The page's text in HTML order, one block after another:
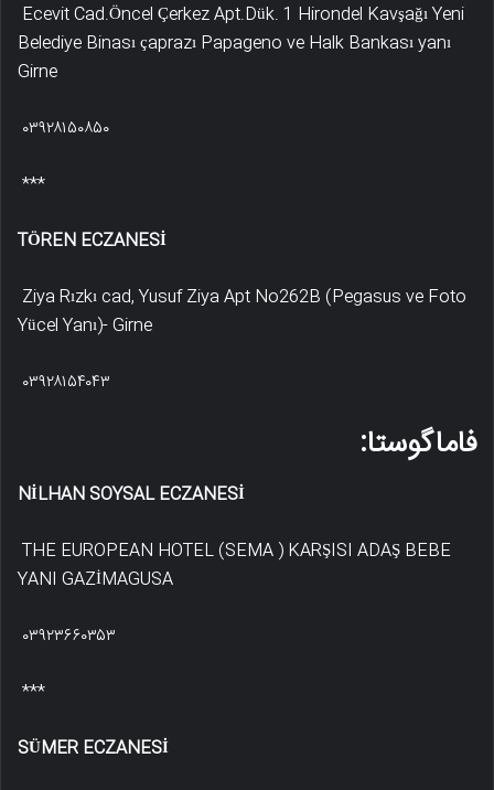
Ecevit Cad.Öncel Çerkez Apt.Dük. 1 Hirondel Kavşağı Yeni
Belediye Binası çaprazı Papageno ve Halk Bankası yanı
Girne
۰۳۹۲۸۱۵۰۸۵۰
***
TÖREN ECZANESİ
Ziya Rızkı cad, Yusuf Ziya Apt No262B (Pegasus ve Foto
Yücel Yanı)- Girne
۰۳۹۲۸۱۵۴۰۴۳
فاماگوستا:
NİLHAN SOYSAL ECZANESİ
THE EUROPEAN HOTEL (SEMA ) KARŞISI ADAŞ BEBE
YANI GAZİMAGUSA
۰۳۹۲۳۶۶۰۳۵۳
***
SÜMER ECZANESİ